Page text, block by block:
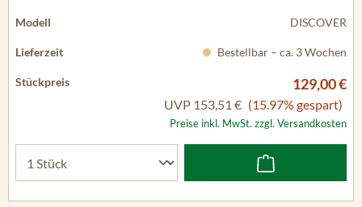
DISCOVER
Bestellbar – ca. 3 Wochen
129,00 €
UVP 153,51 € (15.97% gespart)
Preise inkl. MwSt. zzgl. Versandkosten